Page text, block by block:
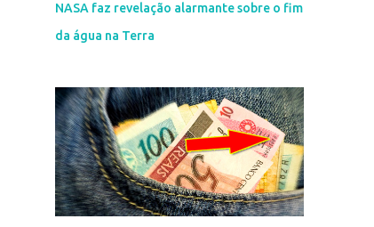
NASA faz revelação alarmante sobre o fim
da água na Terra